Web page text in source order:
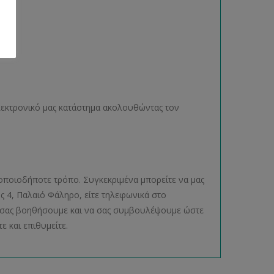
μας κατάστημα ακολουθώντας τον
τρόπο. Συγκεκριμένα μπορείτε να μας
4, Παλαιό Φάληρο, είτε τηλεφωνικά στο
σας βοηθήσουμε και να σας συμβουλέψουμε ώστε
και επιθυμείτε.